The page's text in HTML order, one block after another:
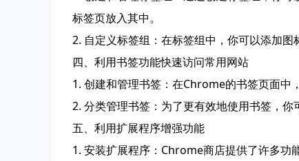
标签页放入其中。
2. 自定义标签组：在标签组中，你可以添加图
四、利用书签功能快速访问常用网站
1. 创建和管理书签：在Chrome的书签页面中
2. 分类管理书签：为了更有效地使用书签，你
五、利用扩展程序增强功能
1. 安装扩展程序：Chrome商店提供了许多功